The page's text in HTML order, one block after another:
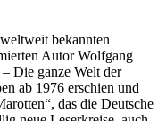
bekannten
Autor Wolfgang
Die ganze Welt der
ab 1976 erschien und
das die Deutsche